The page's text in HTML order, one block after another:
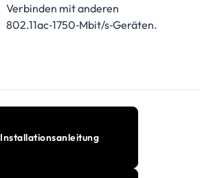
Verbinden mit anderen
802.11ac‑1750‑Mbit/s‑Geräten.
Installationsanleitung